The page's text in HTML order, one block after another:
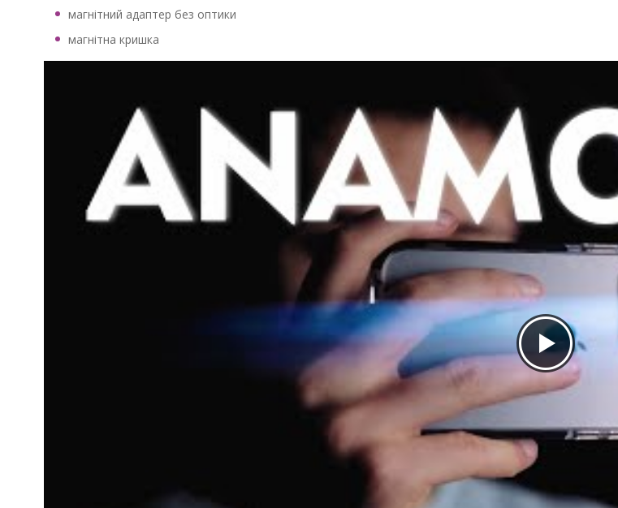
магнітний адаптер без оптики
магнітна кришка